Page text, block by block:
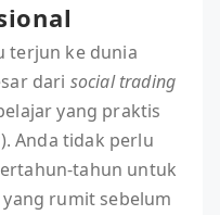
terjun ke dunia
dari social trading
yang praktis
). Anda tidak perlu
tahun untuk
rumit sebelum